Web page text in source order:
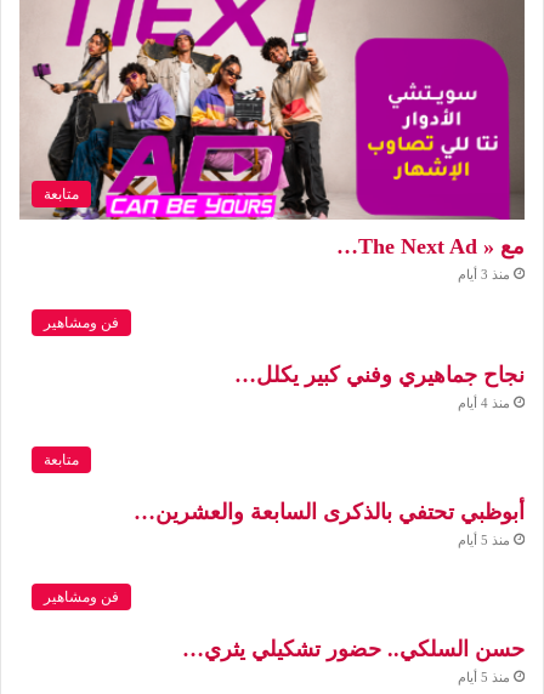
متابعة
مع « The Next Ad…
منذ 3 أيام
فن ومشاهير
نجاح جماهيري وفني كبير يكلل…
منذ 4 أيام
متابعة
أبوظبي تحتفي بالذكرى السابعة والعشرين…
منذ 5 أيام
فن ومشاهير
حسن السلكي.. حضور تشكيلي يثري…
منذ 5 أيام